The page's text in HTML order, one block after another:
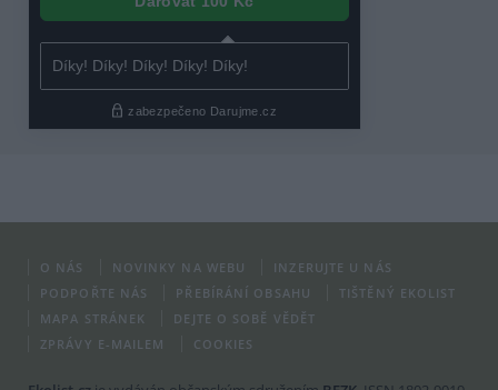
O NÁS NOVINKY NA WEBU
INZERUJTE U NÁS
PODPOŘTE NÁS
PŘEBÍRÁNÍ OBSAHU
TIŠTĚNÝ EKOLIST
MAPA STRÁNEK
DEJTE O SOBĚ VĚDĚT
ZPRÁVY E-MAILEM
COOKIES